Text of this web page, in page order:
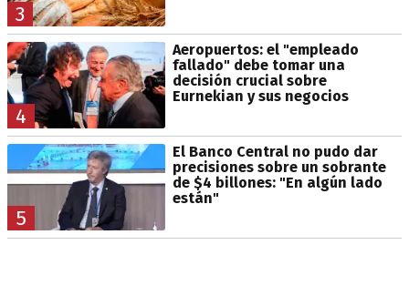
3
4
Aeropuertos: el "empleado
fallado" debe tomar una
decisión crucial sobre
Eurnekian y sus negocios
5
El Banco Central no pudo dar
precisiones sobre un sobrante
de $4 billones: "En algún lado
están"